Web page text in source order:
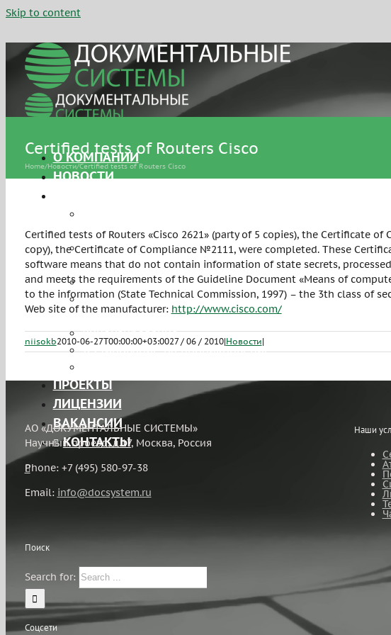
Skip to content
О КОМПАНИИ
НОВОСТИ
информации
Аттестация объектов
информатизации
Персональные данные
Системы управления
информационной безопасностью
Лицензирование
Тестирование на проникновение
ПРОЕКТЫ
ЛИЦЕНЗИИ
ВАКАНСИИ
КОНТАКТЫ
Certified tests of Routers Cisco
Home/Новости/Certified tests of Routers Cisco
Certified tests of Routers «Cisco 2621» (party of 5 copies), the Certificate
copy), the Certificate of Compliance №2111, were completed. These
software means that do not contain information of state secrets,
and meets the requirements of the Guideline Document «Means of
to the information (State Technical Commission, 1997) – the 3th class of
Web site of the manufacturer: http://www.cisco.com/
niisokb2010-06-27T00:00:00+03:0027 / 06 / 2010|Новости|
АО «ДОКУМЕНТАЛЬНЫЕ СИСТЕМЫ»
Научный проезд, д.17, Москва, Россия
Phone: +7 (495) 580-97-38
Email: info@docsystem.ru
Наши
Поиск
Search for:
Соцсети